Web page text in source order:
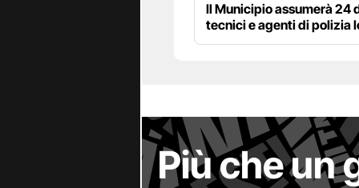
Il Municipio assumerà
tecnici e agenti di polizia
Più che un